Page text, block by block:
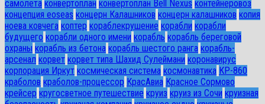
самолета конвертоплан конвертоплан Bell Nexus контейнеровоз
концепция eoseas концерн Калашников концерн калашников копия
ноева ковчега коптер кораблекрушение корабли корабли
будущего корабли одного имени корабль корабль береговой
охраны корабль из бетона корабль шестого ранга корабль-
арсенал корвет корвет типа Шахид Сулеймани коронавирус
корпорация Иркут космическая система космонавтика КР-860
краболов краболов-процессор КрасАвиа Красное Сормово
крейсер кругосветное путешествие круиз круиз из Сочи круизная